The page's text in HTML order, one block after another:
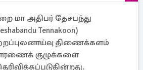
மா அதிபர் தேசபந்து
Tennakoon)
திணைக்களம்
குழுக்களை